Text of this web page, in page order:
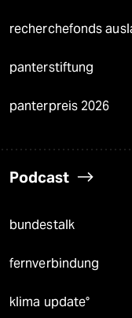
recherchefonds
panterstiftung
panterpreis 2026
Podcast
bundestalk
fernverbindung
klima update°